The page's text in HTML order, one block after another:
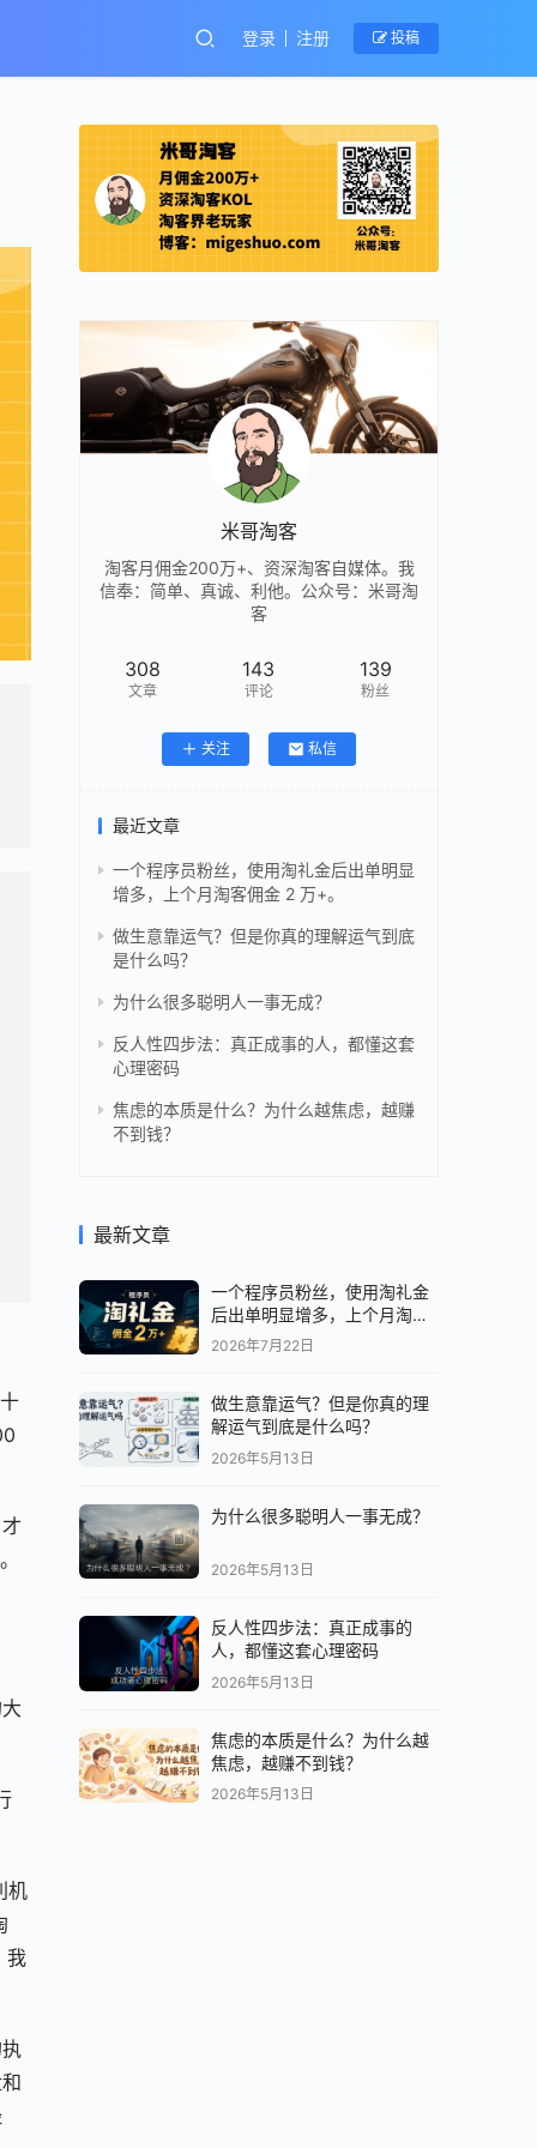
登录 注册 投稿
机
我
米哥淘客
淘客月佣金200万+、资深淘客自媒体。我
信奉：简单、真诚、利他。公众号：米哥淘
客
308
文章
143
评论
139
粉丝
关注 私信
最近文章
一个程序员粉丝，使用淘礼金后出单明显
增多，上个月淘客佣金 2 万+。
做生意靠运气？但是你真的理解运气到底
是什么吗？
为什么很多聪明人一事无成？
反人性四步法：真正成事的人，都懂这套
心理密码
焦虑的本质是什么？为什么越焦虑，越赚
不到钱？
最新文章
一个程序员粉丝，使用淘礼金
后出单明显增多，上个月淘客
佣金 2 万+。
2026年7月22日
做生意靠运气？但是你真的理
解运气到底是什么吗？
2026年5月13日
为什么很多聪明人一事无成？
2026年5月13日
反人性四步法：真正成事的
人，都懂这套心理密码
2026年5月13日
焦虑的本质是什么？为什么越
焦虑，越赚不到钱？
2026年5月13日